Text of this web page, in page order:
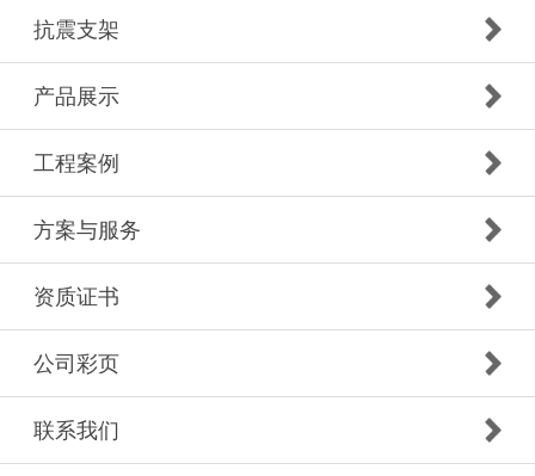
抗震支架
产品展示
工程案例
方案与服务
资质证书
公司彩页
联系我们